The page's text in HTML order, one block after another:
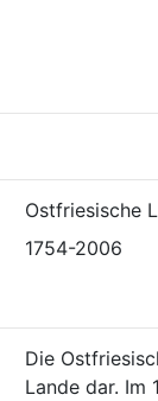
Ostfriesische
1754-2006
Die
Lande dar. Im